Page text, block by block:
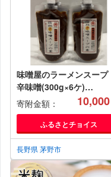
味噌屋のラーメンスープ
辛味噌(300g×6ケ)
【1576492】
寄附金額： 10,000
ふるさとチョイス
長野県 茅野市